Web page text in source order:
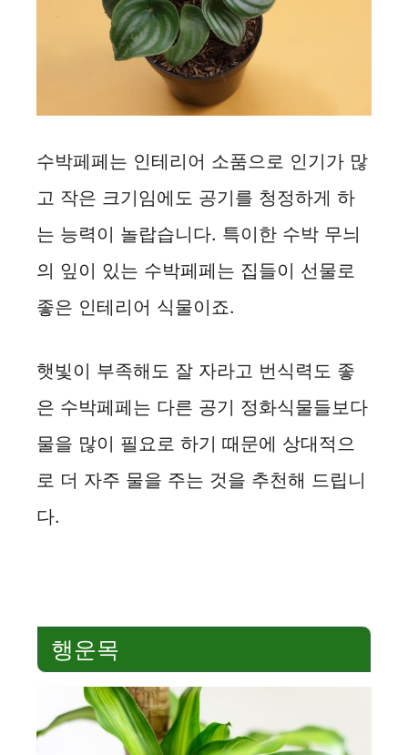
e
o
수박페페는 인테리어 소품으로 인기가 많
고 작은 크기임에도 공기를 청정하게 하
는 능력이 놀랍습니다. 특이한 수박 무늬
의 잎이 있는 수박페페는 집들이 선물로
좋은 인테리어 식물이죠.
햇빛이 부족해도 잘 자라고 번식력도 좋
은 수박페페는 다른 공기 정화식물들보다
물을 많이 필요로 하기 때문에 상대적으
로 더 자주 물을 주는 것을 추천해 드립니
다.
행운목